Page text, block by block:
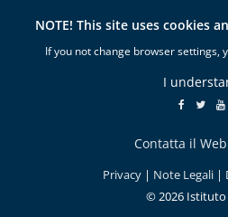
NOTE! This site uses cookies
If you not change browser settings,
I
Contatta il
Privacy | Note Legali |
© 2026 Istituto